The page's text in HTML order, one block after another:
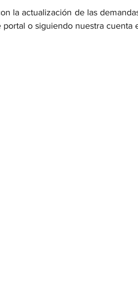
la actualización de las
o siguiendo nuestra cuenta